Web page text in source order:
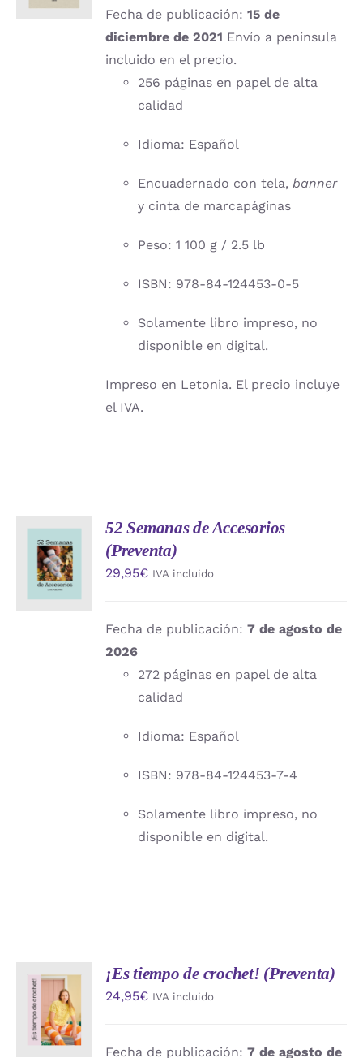
DETALLES
Fecha de publicación:15 de
diciembre de 2021 Envío a península
incluido en el precio.
256 páginas en papel de alta
calidad
Idioma: Español
Encuadernado con tela,banner
y cinta de marcapáginas
Peso: 1 100 g / 2.5 lb
ISBN: 978-84-124453-0-5
Solamente libro impreso, no
disponible en digital.
Impreso en Letonia. El precio incluye
el IVA.
AL
CARRITO
/
DETALLES
52 Semanas de Accesorios
(Preventa)
29,95€ IVA incluido
Fecha de publicación:7 de agosto de
2026
272 páginas en papel de alta
calidad
Idioma: Español
ISBN: 978-84-124453-7-4
Solamente libro impreso, no
disponible en digital.
AÑADIR
AL
CARRITO
/
DETALLES
¡Es tiempo de crochet! (Preventa)
24,95€ IVA incluido
Fecha de publicación:7 de agosto de